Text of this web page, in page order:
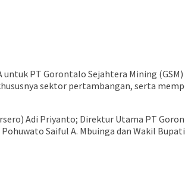
PT Gorontalo Sejahtera Mining
sektor pertambangan, serta
Adi Priyanto; Direktur Utama PT
Saiful A. Mbuinga dan Wakil